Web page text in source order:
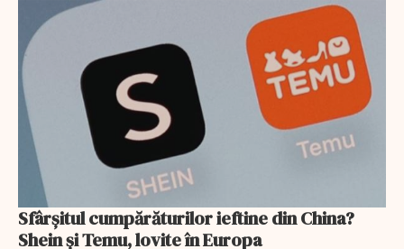
Sfârșitul cumpărăturilor ieftine din China?
Shein și Temu, lovite în Europa